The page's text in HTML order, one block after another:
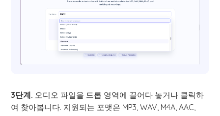
3단계. 오디오 파일을 드롭 영역에 끌어다 놓거나 클릭하
여 찾아봅니다. 지원되는 포맷은 MP3, WAV, M4A, AAC,